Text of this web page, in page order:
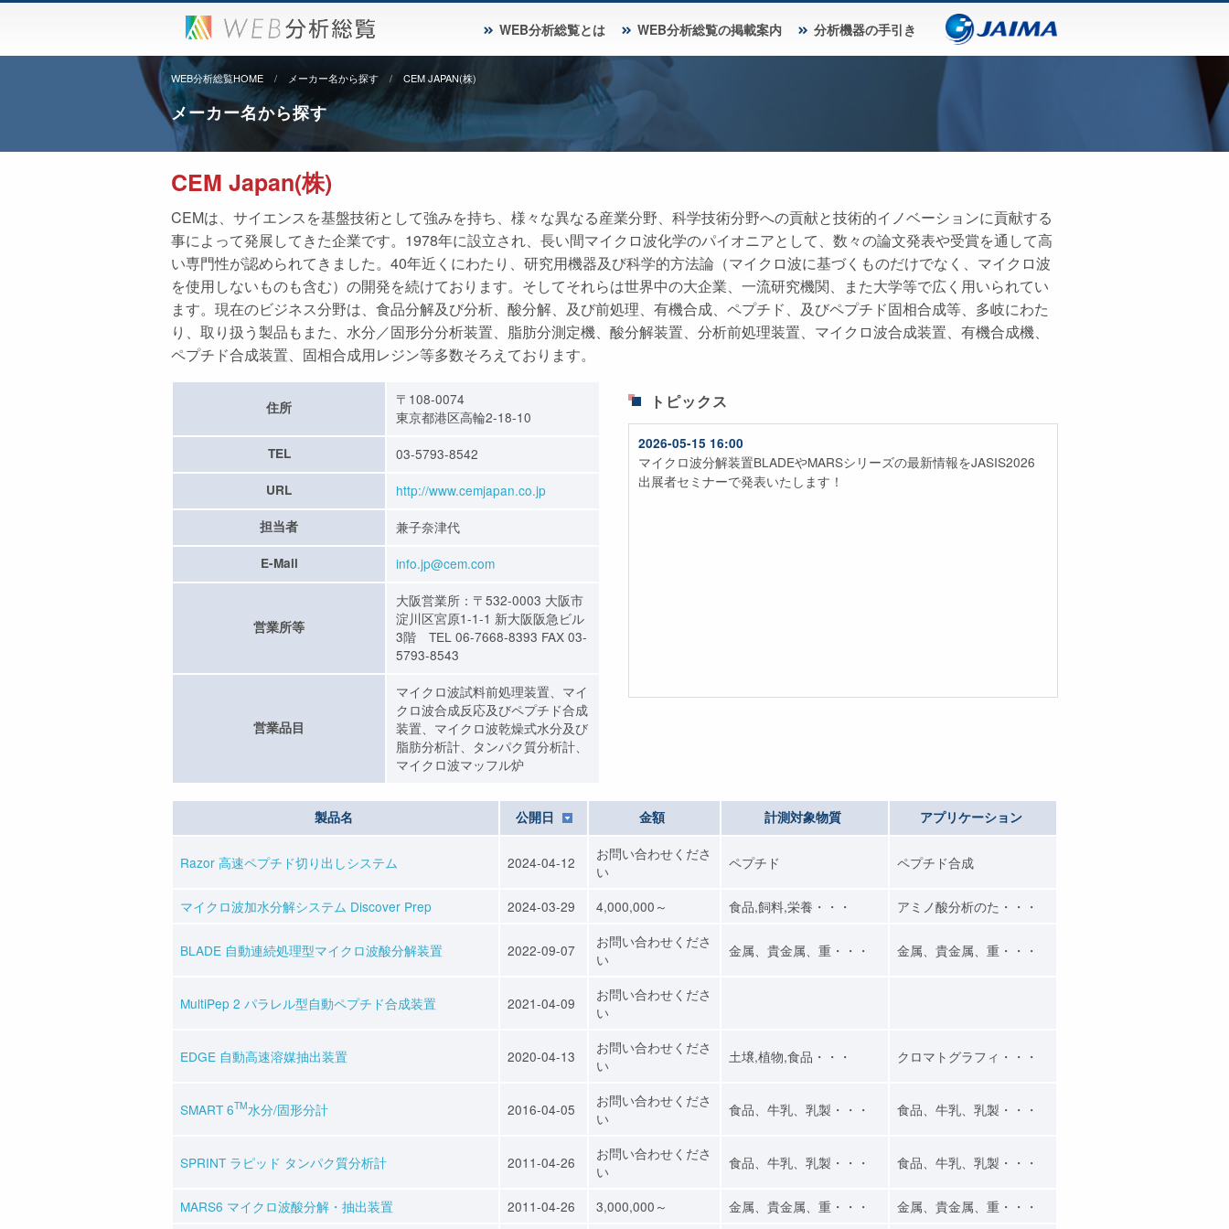
WEB分析総覧とは WEB分析総覧の掲載案内 分析機器の手引き
WEB分析総覧HOME メーカー名から探す CEM JAPAN(株)
メーカー名から探す
CEM Japan(株)
CEMは、サイエンスを基盤技術として強みを持ち、様々な異なる産業分野、科学技術分野への貢献と技術的イノベーションに貢献する
事によって発展してきた企業です。1978年に設立され、長い間マイクロ波化学のパイオニアとして、数々の論文発表や受賞を通して高
い専門性が認められてきました。40年近くにわたり、研究用機器及び科学的方法論（マイクロ波に基づくものだけでなく、マイクロ波
を使用しないものも含む）の開発を続けております。そしてそれらは世界中の大企業、一流研究機関、また大学等で広く用いられてい
ます。現在のビジネス分野は、食品分解及び分析、酸分解、及び前処理、有機合成、ペプチド、及びペプチド固相合成等、多岐にわた
り、取り扱う製品もまた、水分／固形分分析装置、脂肪分測定機、酸分解装置、分析前処理装置、マイクロ波合成装置、有機合成機、
ペプチド合成装置、固相合成用レジン等多数そろえております。
住所
〒108-0074
東京都港区高輪2-18-10
TEL 03-5793-8542
URL http://www.cemjapan.co.jp
担当者 兼子奈津代
E-Mail info.jp@cem.com
営業所等
大阪営業所：〒532-0003 大阪市
淀川区宮原1-1-1 新大阪阪急ビル
3階 TEL 06-7668-8393 FAX 03-
5793-8543
営業品目
マイクロ波試料前処理装置、マイ
クロ波合成反応及びペプチド合成
装置、マイクロ波乾燥式水分及び
脂肪分析計、タンパク質分析計、
マイクロ波マッフル炉
トピックス
製品名 公開日 金額 計測対象物質 アプリケーション
Razor 高速ペプチド切り出しシステム 2024-04-12
お問い合わせくださ
い
ペプチド ペプチド合成
マイクロ波加水分解システム Discover Prep 2024-03-29 4,000,000～ 食品,飼料,栄養・・・ アミノ酸分析のた・・・
BLADE 自動連続処理型マイクロ波酸分解装置 2022-09-07
お問い合わせくださ
い
金属、貴金属、重・・・ 金属、貴金属、重・・・
MultiPep 2 パラレル型自動ペプチド合成装置 2021-04-09
お問い合わせくださ
い
EDGE 自動高速溶媒抽出装置 2020-04-13
お問い合わせくださ
い
土壌,植物,食品・・・ クロマトグラフィ・・・
SMART 6TM水分/固形分計 2016-04-05
お問い合わせくださ
い
食品、牛乳、乳製・・・ 食品、牛乳、乳製・・・
SPRINT ラピッド タンパク質分析計 2011-04-26
お問い合わせくださ
い
食品、牛乳、乳製・・・ 食品、牛乳、乳製・・・
MARS6 マイクロ波酸分解・抽出装置 2011-04-26 3,000,000～ 金属、貴金属、重・・・ 金属、貴金属、重・・・